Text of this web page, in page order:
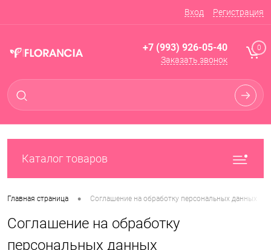
Вход Регистрация
+7 (993) 926-05-40
Заказать звонок
0
Каталог товаров
Главная страница • Соглашение на обработку персональных данных
Соглашение на обработку
персональных данных